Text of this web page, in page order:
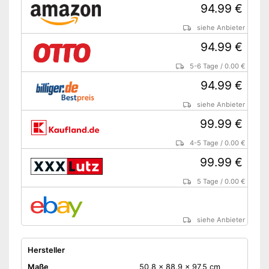
94.99 €
siehe Anbieter
94.99 €
5-6 Tage /0.00 €
94.99 €
siehe Anbieter
99.99 €
4-5 Tage /0.00 €
99.99 €
5 Tage /0.00 €
siehe Anbieter
Hersteller
Maße
50,8 x 88,9 x 97,5 cm